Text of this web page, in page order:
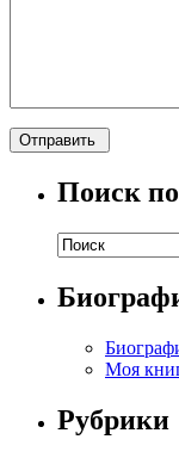
Поиск
Моя
Рубрики